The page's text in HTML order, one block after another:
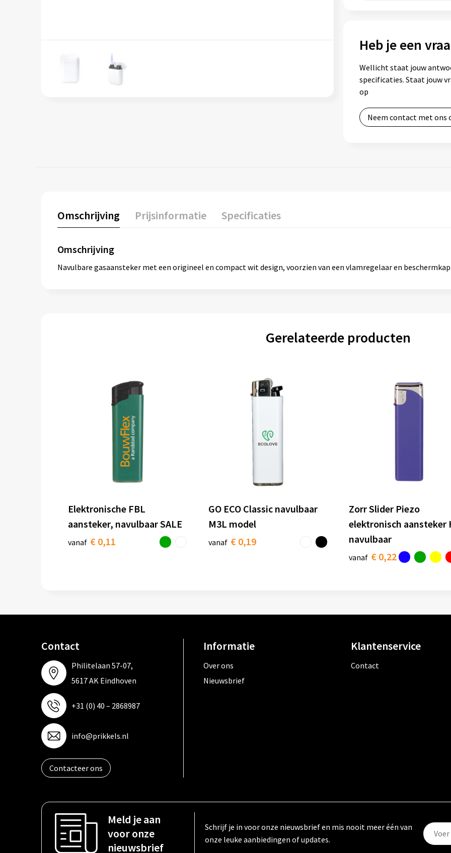
Heb je een
Wellicht staat jouw
specificaties. Staat jouw
op
Neem contact met ons
Omschrijving Prijsinformatie Specificaties
Omschrijving
Navulbare gasaansteker met een origineel en compact wit design, voorzien van een vlamregelaar en
Gerelateerde producten
Elektronische FBL
aansteker, navulbaar SALE
vanaf € 0,11
GO ECO Classic navulbaar
M3L model
vanaf € 0,19
Zorr Slider Piezo
elektronisch aansteker
navulbaar
vanaf € 0,22
Contact
Philitelaan 57-07,
5617 AK Eindhoven
+31 (0) 40 – 2868987
info@prikkels.nl
Contacteer ons
Informatie
Over ons
Nieuwsbrief
Klantenservice
Contact
Meld je aan
voor onze
nieuwsbrief
Schrijf je in voor onze nieuwsbrief en mis nooit meer één van
onze leuke aanbiedingen of updates.